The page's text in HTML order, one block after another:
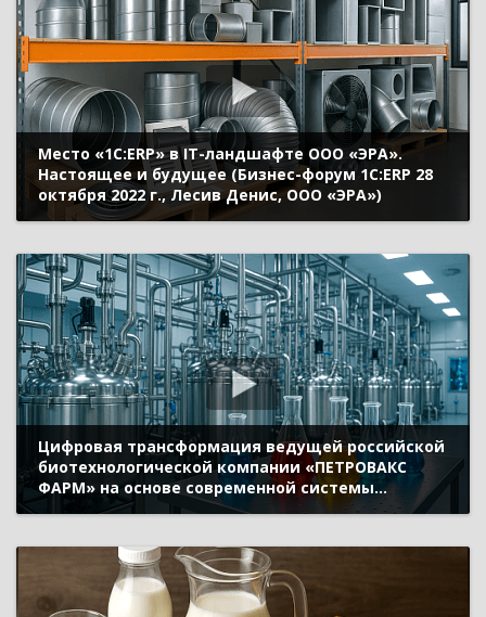
Место «1С:ERP» в IT-ландшафте ООО «ЭРА».
Настоящее и будущее (Бизнес-форум 1С:ERP 28
октября 2022 г., Лесив Денис, ООО «ЭРА»)
Цифровая трансформация ведущей российской
биотехнологической компании «ПЕТРОВАКС
ФАРМ» на основе современной системы
«1С:ERP» (Бизнес-форум 1С:ERP 28 октября 2022 г.,